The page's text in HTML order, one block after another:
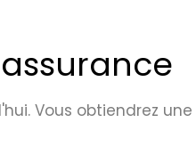
Vous obtiendrez